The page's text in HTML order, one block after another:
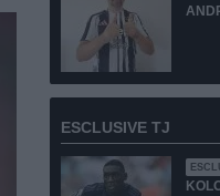
ESCLUSIVE TJ